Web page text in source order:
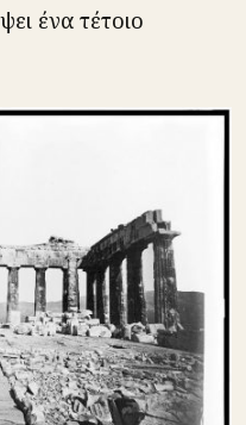
ένα τέτοιο